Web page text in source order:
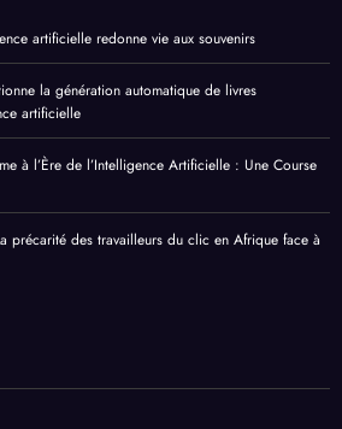
artificielle redonne vie aux souvenirs
la génération automatique de livres
artificielle
à l’Ère de l’Intelligence Artificielle : Une Course
précarité des travailleurs du clic en Afrique face à